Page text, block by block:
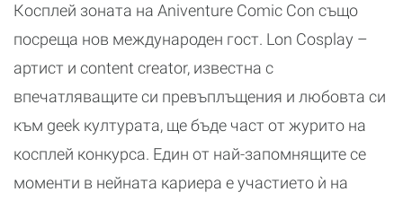
Косплей зоната на Aniventure Comic Con също
посреща нов международен гост. Lon Cosplay –
артист и content creator, известна с
впечатляващите си превъплъщения и любовта си
към geek културата, ще бъде част от журито на
косплей конкурса. Един от най-запомнящите се
моменти в нейната кариера е участието ѝ на